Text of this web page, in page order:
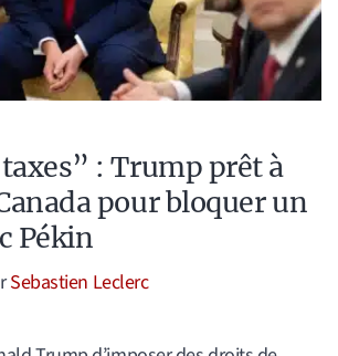
: Trump prêt à
pour bloquer un
Pékin
Sebastien Leclerc